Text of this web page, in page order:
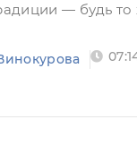
— будь то